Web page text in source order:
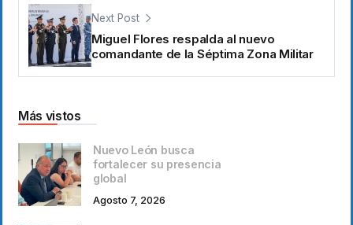
Next Post
Miguel Flores respalda al nuevo
comandante de la Séptima Zona Militar
Más vistos
Nuevo León busca
fortalecer su presencia
global
Agosto 7, 2026